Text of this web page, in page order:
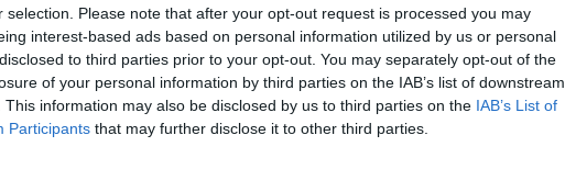
selection. Please note that after your opt-out request is processed you may
interest-based ads based on personal information utilized by us or personal
to third parties prior to your opt-out. You may separately opt-out of the
of your personal information by third parties on the IAB’s list of downstream
This information may also be disclosed by us to third parties on the IAB’s List of
Participants that may further disclose it to other third parties.
è successo l’anno scorso”.
Serie B, sono Possanzini, Sottil e Dionigi.
scuola di De Zerbi, è molto preparato e devo
che ha dato alla squadra una bella impronta di
Andrea, invece, ha alle spalle esperienze